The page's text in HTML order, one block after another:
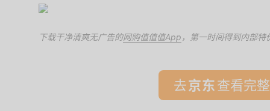
下载干净清爽无广告的网购值值值App ，第一时间得到内部特
去 查看完